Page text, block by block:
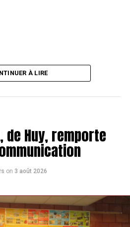
À LIRE
de Huy, remporte
on 3 août 2026